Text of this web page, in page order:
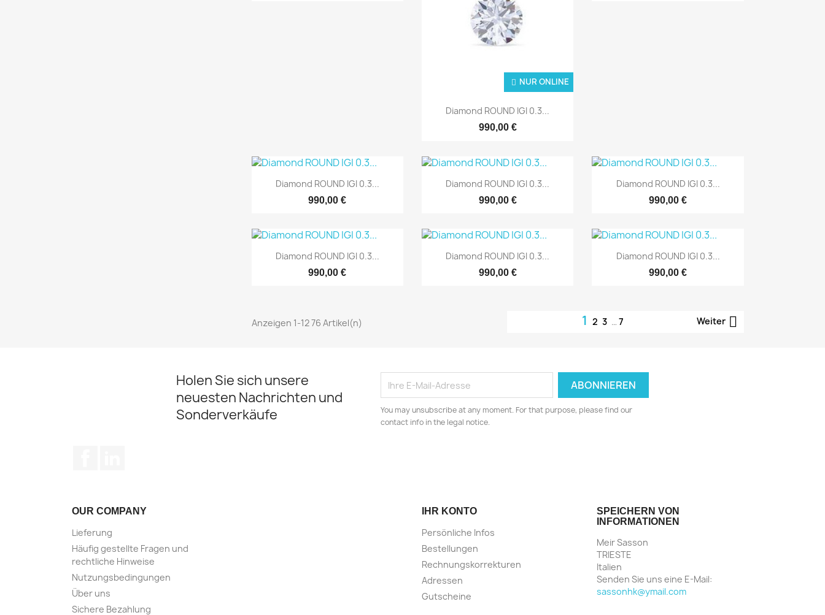
NUR ONLINE
 Schnellansicht
Diamond ROUND IGI 0.3...
990,00 €
NUR ONLINE
 Schnellansicht
Diamond ROUND IGI 0.3...
990,00 €
 Schnellansicht
Diamond ROUND IGI 0.3...
990,00 €
 Schnellansicht
Diamond ROUND IGI 0.3...
990,00 €
 Schnellansicht
Diamond ROUND IGI 0.3...
990,00 €
 Schnellansicht
Diamond ROUND IGI 0.3...
990,00 €
 Schnellansicht
Diamond ROUND IGI 0.3...
990,00 €
Anzeigen 1-12 76 Artikel(n) 123 … 7 Weiter 
Holen Sie sich unsere
neuesten Nachrichten und
Sonderverkäufe
You may unsubscribe at any moment. For that purpose, please find our
contact info in the legal notice.
OUR COMPANY
Lieferung
Häufig gestellte Fragen und
rechtliche Hinweise
Nutzungsbedingungen
Über uns
Sichere Bezahlung
IHR KONTO
Persönliche Infos
Bestellungen
Rechnungskorrekturen
Adressen
Gutscheine
SPEICHERN VON
INFORMATIONEN
Meir Sasson
TRIESTE
Italien
Senden Sie uns eine E-Mail:
sassonhk@ymail.com